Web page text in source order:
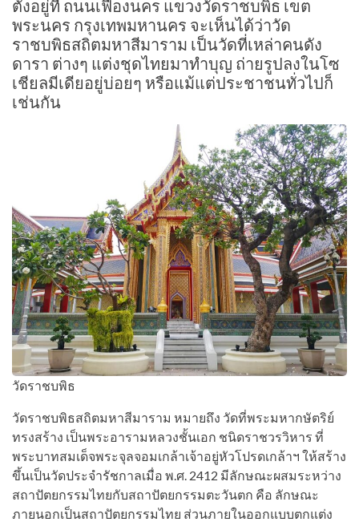
ตั้งอยู่ที่ ถนนเฟื่องนคร แขวงวัดราชบพิธ เขต
พระนคร กรุงเทพมหานคร จะเห็นได้ว่าวัด
ราชบพิธสถิตมหาสีมาราม เป็นวัดที่เหล่าคนดัง
ดารา ต่างๆ แต่งชุดไทยมาทำบุญ ถ่ายรูปลงในโซ
เชียลมีเดียอยู่บ่อยๆ หรือแม้แต่ประชาชนทั่วไปก็
เช่นกัน
วัดราชบพิธ
วัดราชบพิธสถิตมหาสีมาราม หมายถึง วัดที่พระมหากษัตริย์
ทรงสร้าง เป็นพระอารามหลวงชั้นเอก ชนิดราชวรวิหาร ที่
พระบาทสมเด็จพระจุลจอมเกล้าเจ้าอยู่หัวโปรดเกล้าฯ ให้สร้าง
ขึ้นเป็นวัดประจำรัชกาลเมื่อ พ.ศ. 2412 มีลักษณะผสมระหว่าง
สถาปัตยกรรมไทยกับสถาปัตยกรรมตะวันตก คือ ลักษณะ
ภายนอกเป็นสถาปัตยกรรมไทย ส่วนภายในออกแบบตกแต่ง